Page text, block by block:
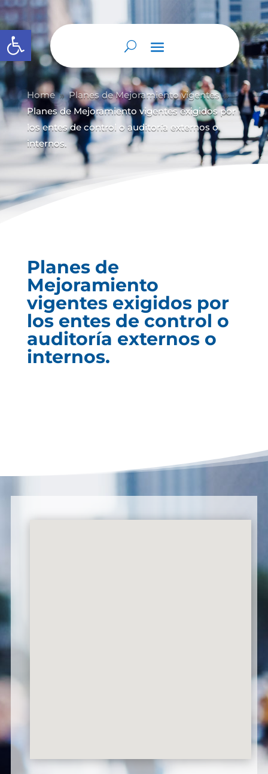
Abrir barra de herramientas
Home 9 Planes de Mejoramiento vigentes 9
Planes de Mejoramiento vigentes exigidos por
los entes de control o auditoría externos o
internos.
Planes de
Mejoramiento
vigentes exigidos por
los entes de control o
auditoría externos o
internos.